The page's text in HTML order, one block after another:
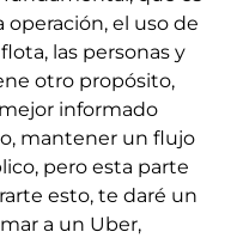
operación, el uso de
las personas y
otro propósito,
informado
mantener un flujo
pero esta parte
esto, te daré un
a un Uber,